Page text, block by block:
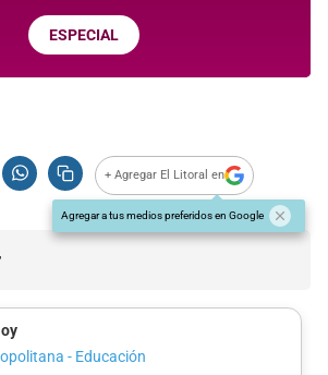
ESPECIAL
+ Agregar El Litoral en
Agregar a tus medios preferidos en Google
- Educación